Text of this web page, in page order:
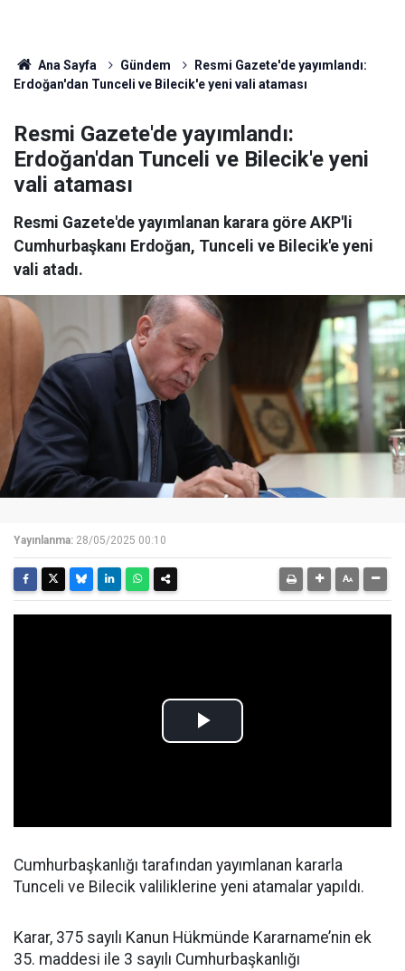
Ana Sayfa Gündem
Resmi Gazete'de yayımlandı:
Erdoğan'dan Tunceli ve Bilecik'e yeni vali ataması
Resmi Gazete'de yayımlandı:
Erdoğan'dan Tunceli ve Bilecik'e yeni
vali ataması
Resmi Gazete'de yayımlanan karara göre AKP'li
Cumhurbaşkanı Erdoğan, Tunceli ve Bilecik'e yeni
vali atadı.
Yayınlanma: 28/05/2025 00:10
Cumhurbaşkanlığı tarafından yayımlanan kararla
Tunceli ve Bilecik valiliklerine yeni atamalar yapıldı.
Karar, 375 sayılı Kanun Hükmünde Kararname’nin ek
35. maddesi ile 3 sayılı Cumhurbaşkanlığı